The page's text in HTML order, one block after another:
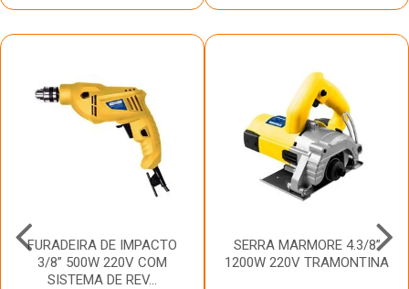
FURADEIRA DE IMPACTO
3/8” 500W 220V COM
SISTEMA DE REV...
SERRA MARMORE 4.3/8”
1200W 220V TRAMONTINA